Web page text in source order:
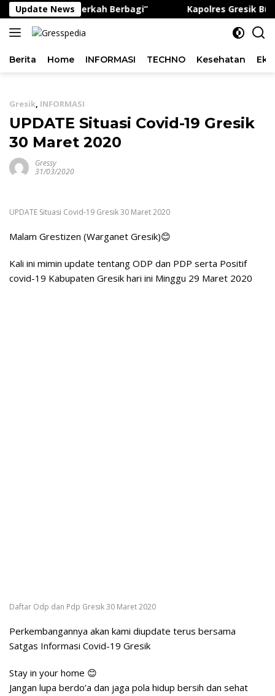
Langsung
ke
konten
Update News
“Jumat Berkah Berbagi” Kapolres Gresik Buka
Berita Home INFORMASI TECHNO Kesehatan
Gresik, INFORMASI
UPDATE Situasi Covid-19 Gresik
30 Maret 2020
Gressy
31/03/2020
UPDATE Situasi Covid-19 Gresik 30 Maret 2020
Malam Grestizen (Warganet Gresik)😊
Kali ini mimin update tentang ODP dan PDP serta Positif
covid-19 Kabupaten Gresik hari ini Minggu 29 Maret 2020
Daftar Odp dan Pdp Gresik 30 Maret 2020
Perkembangannya akan kami diupdate terus bersama
Satgas Informasi Covid-19 Gresik
Stay in your home 😊
Jangan lupa berdo’a dan jaga pola hidup bersih dan sehat